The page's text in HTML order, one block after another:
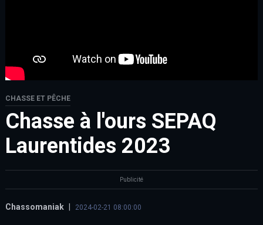
CHASSE ET PÊCHE
Chasse à l'ours SEPAQ
Laurentides 2023
Publicité
Chassomaniak 2024-02-21 08:00:00